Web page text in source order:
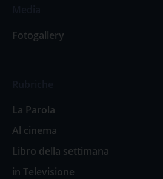
Fotogallery
La Parola
Al cinema
Libro della settimana
in Televisione